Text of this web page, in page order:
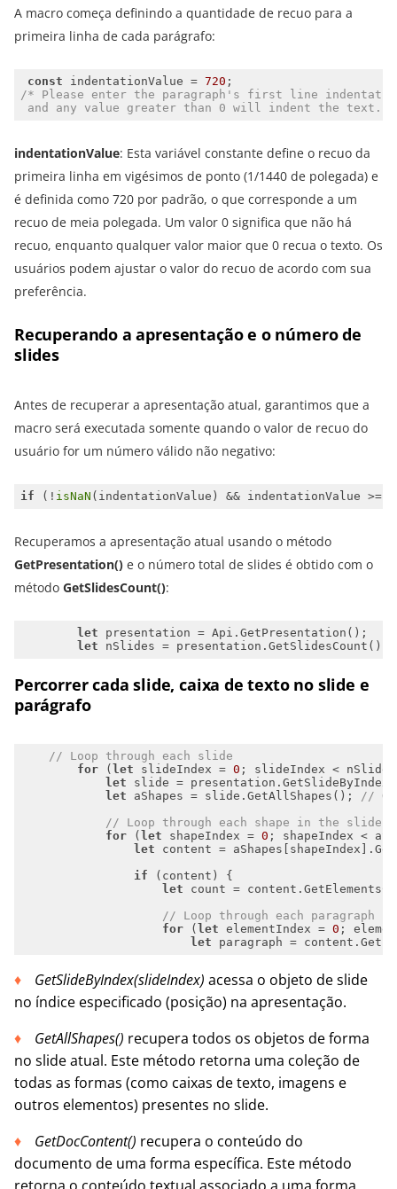
A macro começa definindo a quantidade de recuo para a
primeira linha de cada parágrafo:
const indentationValue = 720
and any value greater than 0 will indent the text.
indentationValue: Esta variável constante define o recuo da
primeira linha em vigésimos de ponto (1/1440 de polegada) e
é definida como 720 por padrão, o que corresponde a um
recuo de meia polegada. Um valor 0 significa que não há
recuo, enquanto qualquer valor maior que 0 recua o texto. Os
usuários podem ajustar o valor do recuo de acordo com sua
preferência.
Recuperando a apresentação e o número de
slides
Antes de recuperar a apresentação atual, garantimos que a
macro será executada somente quando o valor de recuo do
usuário for um número válido não negativo:
if (! isNaN (indentationValue) && indentationValue >=
Recuperamos a apresentação atual usando o método
GetPresentation() e o número total de slides é obtido com o
método GetSlidesCount():
let
let nSlides = presentation.GetSlidesCount();
Percorrer cada slide, caixa de texto no slide e
parágrafo
// Loop through each slide
for ( let slideIndex = 0
let slide =
let aShapes = slide.GetAllShapes(); //
// Loop through each shape in the slide
for ( let shapeIndex = 0
let content =
if
let count =
// Loop through each paragraph
for ( let elementIndex = 0
let paragraph =
GetSlideByIndex(slideIndex) acessa o objeto de slide
no índice especificado (posição) na apresentação.
GetAllShapes() recupera todos os objetos de forma
no slide atual. Este método retorna uma coleção de
todas as formas (como caixas de texto, imagens e
outros elementos) presentes no slide.
GetDocContent() recupera o conteúdo do
documento de uma forma específica. Este método